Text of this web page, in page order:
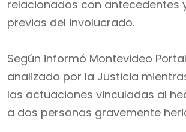
relacionados con antecedentes
previas del involucrado.
Según informó Montevideo
analizado por la Justicia
las actuaciones vinculadas al
a dos personas gravemente